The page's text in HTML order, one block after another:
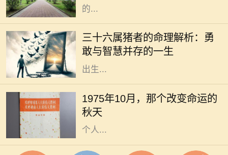
的...
三十六属猪者的命理解析：勇
敢与智慧并存的一生
在中国的传统文化中，每个人的命理
都受到出生年份、属相等因素的影
响，而属猪的人更是以其独特的性格
和命运而备受关注。特别是三十六年
出生...
1975年10月，那个改变命运的
秋天
1975年10月，正值初秋，万物开始
褪去夏日的喧嚣，进入一种宁静的状
态。在这样一个季节，很多人都感受
到了一种新的开始，尤其是在家庭和
个人...